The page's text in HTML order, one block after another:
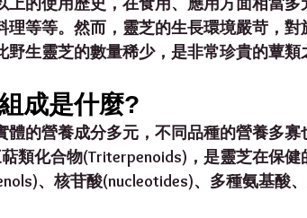
理等等。然而，靈芝的生長環境嚴苛，
生靈芝的數量稀少，是非常珍貴的蕈類
成是什麼?
體的營養成分多元，不同品種的營養多
萜類化合物(Triterpenoids)，是靈芝在保
、核苷酸(nucleotides)、多種氨基酸